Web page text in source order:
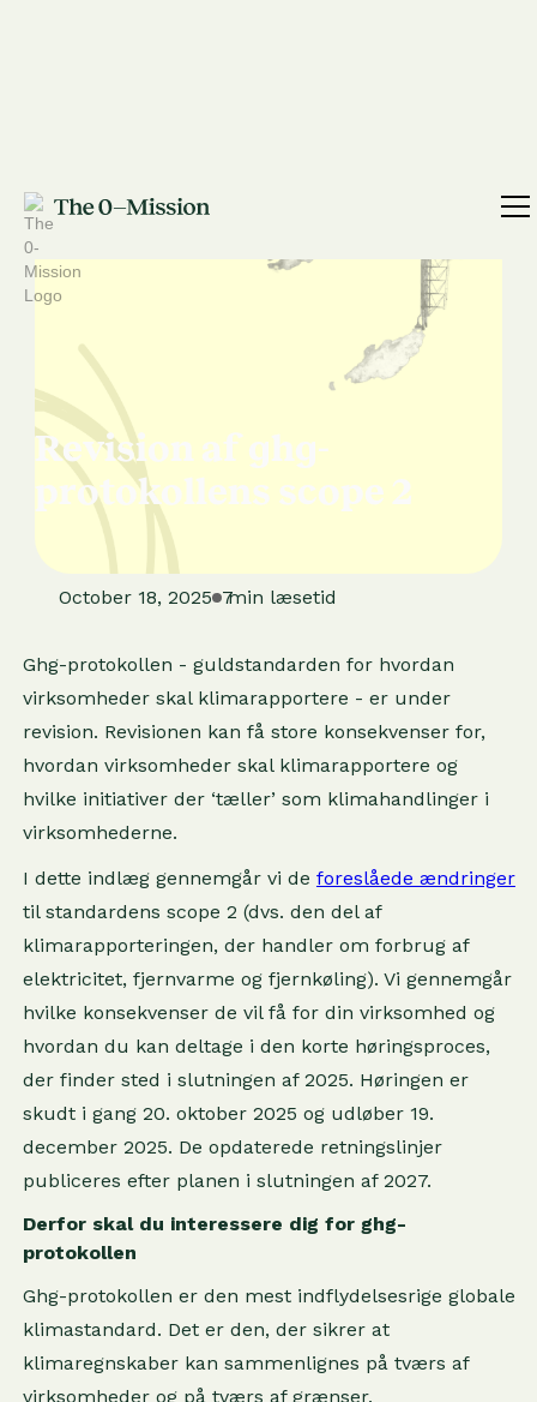
Revision af ghg-
protokollens scope 2
October 18, 2025 7min læsetid
Ghg-protokollen - guldstandarden for hvordan
virksomheder skal klimarapportere - er under
revision. Revisionen kan få store konsekvenser for,
hvordan virksomheder skal klimarapportere og
hvilke initiativer der ‘tæller’ som klimahandlinger i
virksomhederne.
I dette indlæg gennemgår vi de foreslåede ændringer
til standardens scope 2 (dvs. den del af
klimarapporteringen, der handler om forbrug af
elektricitet, fjernvarme og fjernkøling). Vi gennemgår
hvilke konsekvenser de vil få for din virksomhed og
hvordan du kan deltage i den korte høringsproces,
der finder sted i slutningen af 2025. Høringen er
skudt i gang 20. oktober 2025 og udløber 19.
december 2025. De opdaterede retningslinjer
publiceres efter planen i slutningen af 2027.
Derfor skal du interessere dig for ghg-
protokollen
Ghg-protokollen er den mest indflydelsesrige globale
klimastandard. Det er den, der sikrer at
klimaregnskaber kan sammenlignes på tværs af
virksomheder og på tværs af grænser.